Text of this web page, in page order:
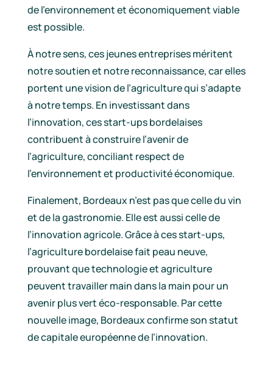
de l’environnement et économiquement viable
est possible.
À notre sens, ces jeunes entreprises méritent
notre soutien et notre reconnaissance, car elles
portent une vision de l’agriculture qui s’adapte
à notre temps. En investissant dans
l’innovation, ces start-ups bordelaises
contribuent à construire l’avenir de
l’agriculture, conciliant respect de
l’environnement et productivité économique.
Finalement, Bordeaux n’est pas que celle du vin
et de la gastronomie. Elle est aussi celle de
l’innovation agricole. Grâce à ces start-ups,
l’agriculture bordelaise fait peau neuve,
prouvant que technologie et agriculture
peuvent travailler main dans la main pour un
avenir plus vert éco-responsable. Par cette
nouvelle image, Bordeaux confirme son statut
de capitale européenne de l’innovation.